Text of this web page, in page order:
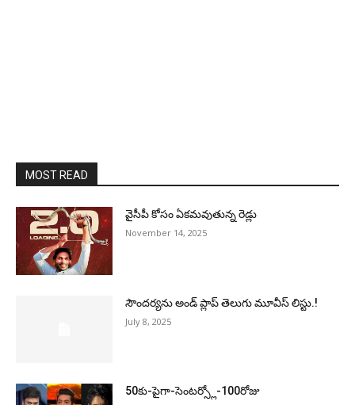
MOST READ
వైసీపీ కోసం ఏక‌మ‌వుతున్న రెడ్లు
November 14, 2025
సౌందర్యను అండ్‌ ప్లాప్‌ తెలుగు మూవీస్‌ లిస్టు.!
July 8, 2025
50కు-పైగా-సెంటర్స్లో-100రోజు